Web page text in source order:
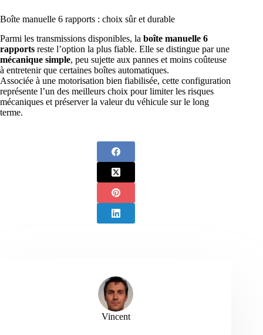
Boîte manuelle 6 rapports : choix sûr et durable
Parmi les transmissions disponibles, la boîte manuelle 6
rapports reste l’option la plus fiable. Elle se distingue par une
mécanique simple, peu sujette aux pannes et moins coûteuse
à entretenir que certaines boîtes automatiques.
Associée à une motorisation bien fiabilisée, cette configuration
représente l’un des meilleurs choix pour limiter les risques
mécaniques et préserver la valeur du véhicule sur le long
terme.
Vincent